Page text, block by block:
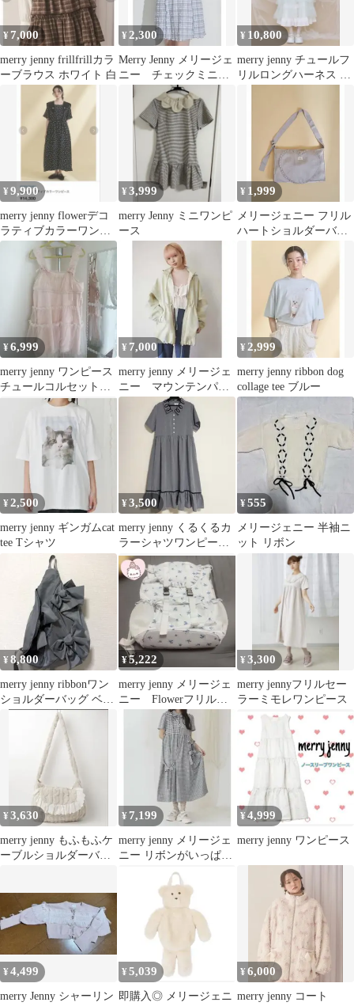
¥ 7,000
merry jenny frillfrillカラ
ーブラウス ホワイト 白
¥ 2,300
Merry Jenny メリージェ
ニー チェックミニワ
ンピース
¥ 10,800
merry jenny チュールフ
リルロングハーネス ミ
¥9,900
merry jenny flowerデコ
ラティブカラーワンピ
ース
¥3,999
merry Jenny ミニワンピ
ース
¥ 1,999
メリージェニー フリル
ハートショルダーバッ
¥6,999
merry jenny ワンピース
チュールコルセットミ
ニワンピース
¥ 7,000
merry jenny メリージェ
ニー マウンテンパー
カー ブルゾン 原
¥2,999
merry jenny ribbon dog
collage tee ブルー
¥2,500
merry jenny ギンガムcat
tee Tシャツ
¥3,500
merry jenny くるくるカ
ラーシャツワンピース
チェック ブラック
¥555
メリージェニー 半袖ニ
ット リボン
¥8,800
merry jenny ribbonワン
ショルダーバッグ ベー
ジュ
¥5,222
merry jenny メリージェ
ニー Flowerフリルバ
ックパック/リュック
¥3,300
merry jennyフリルセー
ラーミモレワンピース
¥3,630
merry jenny もふもふケ
ーブルショルダーバッ
¥ 7,199
merry jenny メリージェ
ニー リボンがいっぱい
ワンピース ブラック
¥4,999
merry jenny ワンピース
¥4,499
merry Jenny シャーリン
¥ 5,039
即購入◎ メリージェニ
¥6,000
merry jenny コート